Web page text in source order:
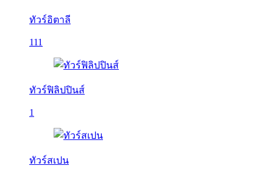
ทัวร์อิตาลี
111
ทัวร์ฟิลิปปินส์
1
ทัวร์สเปน